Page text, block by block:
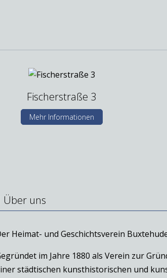
Fischerstraße 3
Mehr Informationen
Über uns
Heimat- und Geschichtsverein
im Jahre 1880 als Verein zur
städtischen kunsthistorischen und